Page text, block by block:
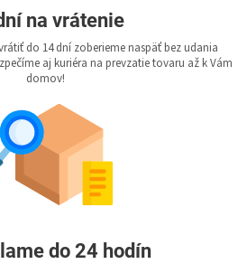
na vrátenie
do 14 dní zoberieme naspäť bez udania
aj kuriéra na prevzatie tovaru až k Vám
domov!
do 24 hodín